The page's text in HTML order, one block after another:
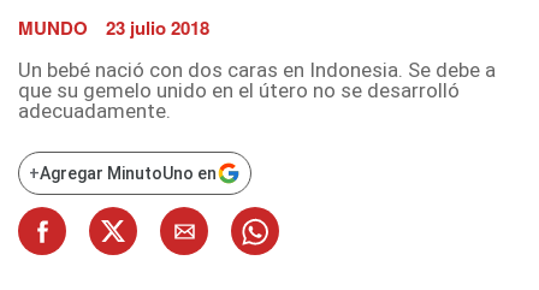
MUNDO 23 julio 2018
Un bebé nació con dos caras en Indonesia. Se debe a
que su gemelo unido en el útero no se desarrolló
adecuadamente.
+Agregar MinutoUno en